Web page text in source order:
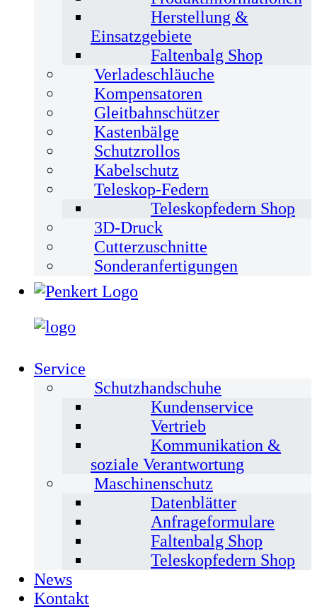
Herstellung &
Einsatzgebiete
Faltenbalg Shop
Verladeschläuche
Kompensatoren
Gleitbahnschützer
Kastenbälge
Schutzrollos
Kabelschutz
Teleskop-Federn
Teleskopfedern Shop
3D-Druck
Cutterzuschnitte
Sonderanfertigungen
Service
Schutzhandschuhe
Kundenservice
Vertrieb
Kommunikation &
soziale Verantwortung
Maschinenschutz
Datenblätter
Anfrageformulare
Faltenbalg Shop
Teleskopfedern Shop
News
Kontakt